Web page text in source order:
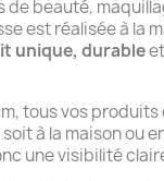
de beauté,
est réalisée à la
unique, durable
tous vos
à la maison ou
une visibilité